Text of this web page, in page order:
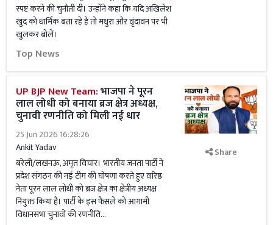
स्पष्ट करने की चुनौती दी। उन्होंने कहा कि यदि अखिलेश
खुद को धार्मिक बता रहे हैं तो मथुरा और वृंदावन पर भी
खुलकर बोलें।
Top News
UP BJP New Team:भाजपा ने पूरन
लाल लोधी को बनाया ब्रज क्षेत्र अध्यक्ष,
चुनावी रणनीति को मिली नई धार
25 Jun 2026 16:28:26
Ankit Yadav
बरेली/लखनऊ, अमृत विचार। भारतीय जनता पार्टी ने
प्रदेश संगठन की नई टीम की घोषणा करते हुए वरिष्ठ
नेता पूरन लाल लोधी को ब्रज क्षेत्र का क्षेत्रीय अध्यक्ष
नियुक्त किया है। पार्टी के इस फैसले को आगामी
विधानसभा चुनावों की रणनीति...
Share